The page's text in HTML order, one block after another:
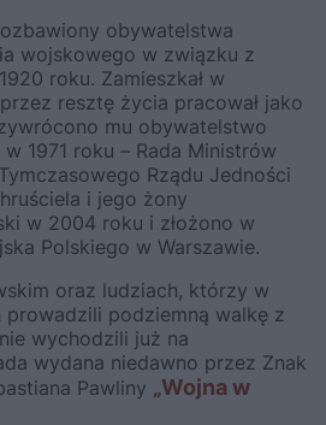
obywatelstwa
wojskowego w związku z
roku. Zamieszkał w
resztę życia pracował jako
mu obywatelstwo
1971 roku – Rada Ministrów
Rządu Jedności
i jego żony
w 2004 roku i złożono w
Polskiego w Warszawie.
oraz ludziach, którzy w
prowadzili podziemną walkę z
wychodzili już na
wydana niedawno przez Znak
Pawliny „Wojna w